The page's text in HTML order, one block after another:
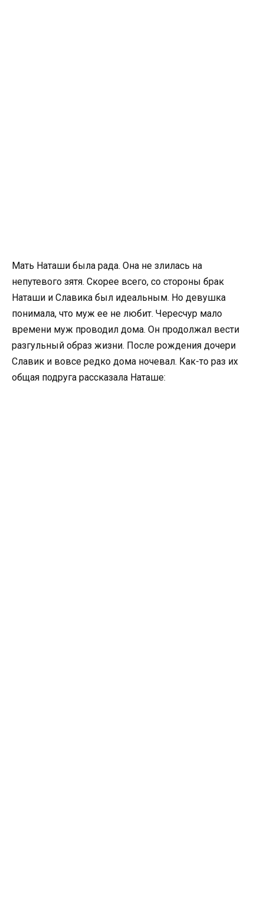
Мать Наташи была рада. Она не злилась на
непутевого зятя. Скорее всего, со стороны брак
Наташи и Славика был идеальным. Но девушка
понимала, что муж ее не любит. Чересчур мало
времени муж проводил дома. Он продолжал вести
разгульный образ жизни. После рождения дочери
Славик и вовсе редко дома ночевал. Как-то раз их
общая подруга рассказала Наташе: